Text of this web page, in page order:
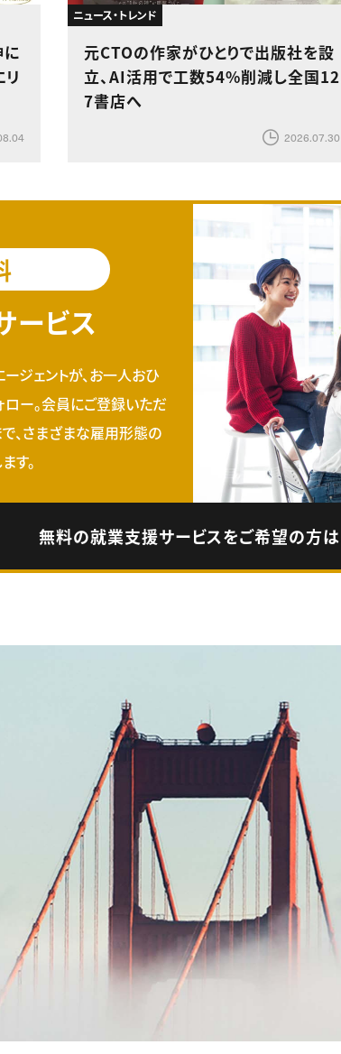
ニュース・トレンド
元CTOの作家がひとりで出版社を設
立、AI活用で工数54%削減し全国12
7書店へ
2026.07.30
ービス
ジェントが、お一人おひ
ロー。会員にご登録いただ
、さまざまな雇用形態の
す。
無料の就業支援サービスをご希望の方は